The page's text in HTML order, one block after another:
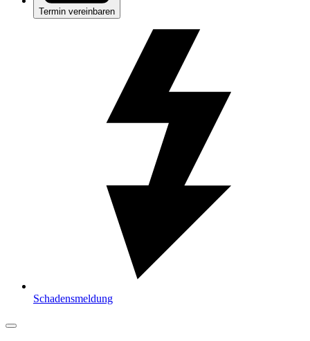
Termin vereinbaren
Schadensmeldung